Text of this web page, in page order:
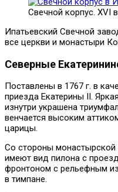
Свечной корпус. XVI
Ипатьевский Свечной
все церкви и монастыри
Северные
Поставлены в 1767 г. в
приезда Екатерины II.
изнутри украшена
венчается высоким
царицы.
Со стороны монастырской
имеют вид пилона с
фронтоном с рельефным
в тимпане.